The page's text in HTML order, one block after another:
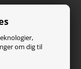
om dig til